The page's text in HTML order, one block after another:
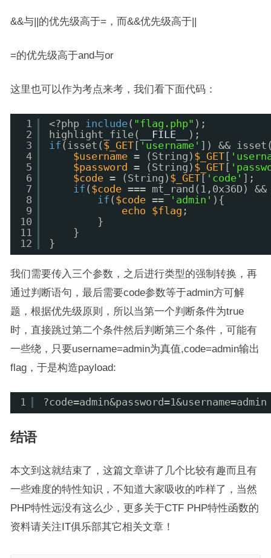
&&与||的优先级高于=，而&&优先级高于||
=的优先级高于and与or
这里也可以作为考点来考，我们看下面代码：
1
2
3
4
5
6
7
8
9
10
11
12
<?php include( "flag.php" );
highlight_file(
__FILE__
);
if (isset( $_GET 'username'
]) &&
$username = (String) $_GET
$password
= (String) $_GET
$code = (String) $_GET 'code'
];
if ( $code === mt_rand(1,0x36D)
if ( $code == 'admin' ){
echo
$flag ;
}
}
}
我们需要传入三个参数，之后进行类型的强制转换，再
通过判断语句，最后需要code参数等于admin方可解
题，根据优先级原则，所以当第一个判断条件为true
时，直接跳过第二个条件然后判断第三个条件，可能有
一些绕，只要username=admin为真值,code=admin输出
flag，于是构造payload:
1 ?code=admin&password=1&username=admin
结语
本文到这就结束了，这篇文章讲了几个比较有趣而且有
一些难度的特性知识，不知道大家吸收的咋样了，当然
PHP特性远没有这么少，更多关于CTF PHP特性函数的
资料请关注IT俱乐部其它相关文章！